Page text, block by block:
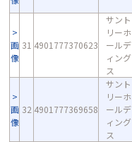
画
像
31 4901777370623
サント
リーホ
ールデ
ィング
ス
画
像
32 4901777369658
サント
リーホ
ールデ
ィング
ス